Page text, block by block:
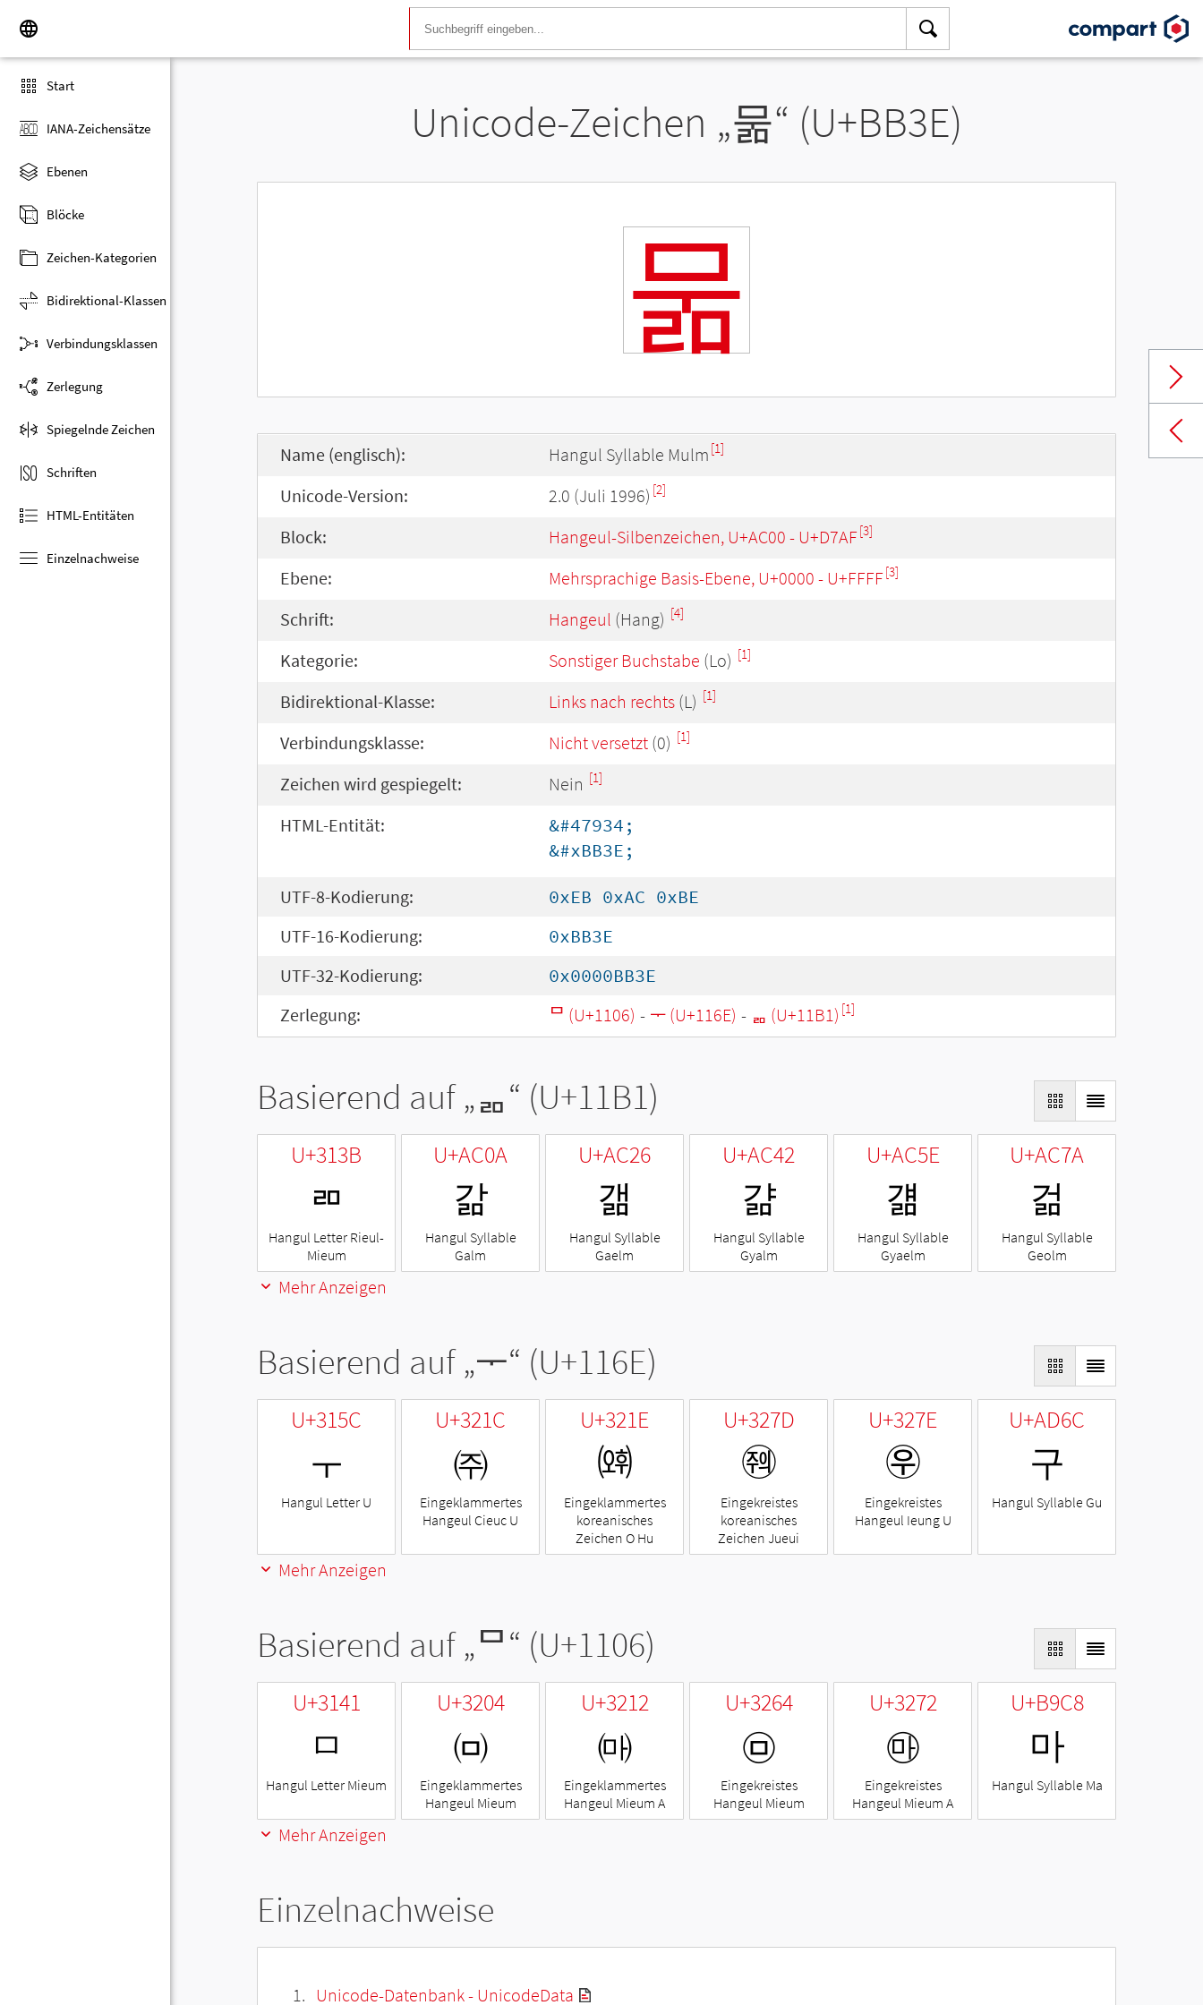
Start
IANA-Zeichensätze
Ebenen
Blöcke
Zeichen-Kategorien
Bidirektional-Klassen
Verbindungsklassen
Zerlegung
Spiegelnde Zeichen
Schriften
HTML-Entitäten
Einzelnachweise
Unicode-Zeichen „묾“ (U+BB3E)
묾
Name (englisch): Hangul Syllable Mulm [1]
Unicode-Version: 2.0 (Juli 1996) [2]
Block: Hangeul-Silbenzeichen, U+AC00 - U+D7AF[3]
Ebene: Mehrsprachige Basis-Ebene, U+0000 - U+FFFF[3]
Schrift: Hangeul (Hang) [4]
Kategorie: Sonstiger Buchstabe (Lo) [1]
Bidirektional-Klasse: Links nach rechts (L) [1]
Verbindungsklasse: Nicht versetzt (0) [1]
Zeichen wird gespiegelt: Nein [1]
HTML-Entität:
&#47934;
&#xBB3E;
UTF-8-Kodierung:
0xEB 0xAC 0xBE
UTF-16-Kodierung:
0xBB3E
UTF-32-Kodierung:
0x0000BB3E
Zerlegung:
ᄆ (U+1106) - ᅮ (U+116E) - ᆱ (U+11B1) [1]
Basierend auf „ᆱ“ (U+11B1)
U+313B
ㄻ
Hangul Letter Rieul-
Mieum
U+AC0A
갊
Hangul Syllable
Galm
U+AC26
갦
Hangul Syllable
Gaelm
U+AC42
걂
Hangul Syllable
Gyalm
U+AC5E
걞
Hangul Syllable
Gyaelm
U+AC7A
걺
Hangul Syllable
Geolm
Mehr Anzeigen
Basierend auf „ᅮ“ (U+116E)
U+315C
ㅜ
Hangul Letter U
U+321C
㈜
Eingeklammertes
Hangeul Cieuc U
U+321E
㈞
Eingeklammertes
koreanisches
Zeichen O Hu
U+327D
㉽
Eingekreistes
koreanisches
Zeichen Jueui
U+327E
㉾
Eingekreistes
Hangeul Ieung U
U+AD6C
구
Hangul Syllable Gu
Mehr Anzeigen
Basierend auf „ᄆ“ (U+1106)
U+3141
ㅁ
Hangul Letter Mieum
U+3204
㈄
Eingeklammertes
Hangeul Mieum
U+3212
㈒
Eingeklammertes
Hangeul Mieum A
U+3264
㉤
Eingekreistes
Hangeul Mieum
U+3272
㉲
Eingekreistes
Hangeul Mieum A
U+B9C8
마
Hangul Syllable Ma
Mehr Anzeigen
Einzelnachweise
Unicode-Datenbank - UnicodeData